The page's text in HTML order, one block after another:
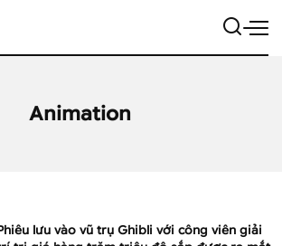
Animation
lưu vào vũ trụ Ghibli với công viên giải